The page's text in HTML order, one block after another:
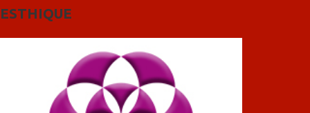
ESTHIQUE